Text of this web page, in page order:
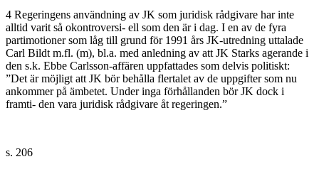
4 Regeringens användning av JK som juridisk rådgivare har inte
alltid varit så okontroversi- ell som den är i dag. I en av de fyra
partimotioner som låg till grund för 1991 års JK-utredning uttalade
Carl Bildt m.fl. (m), bl.a. med anledning av att JK Starks agerande i
den s.k. Ebbe Carlsson-affären uppfattades som delvis politiskt:
”Det är möjligt att JK bör behålla flertalet av de uppgifter som nu
ankommer på ämbetet. Under inga förhållanden bör JK dock i
framti- den vara juridisk rådgivare åt regeringen.”
s. 206